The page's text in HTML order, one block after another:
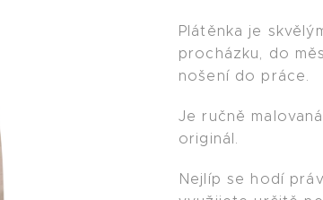
Plátěnka je
procházku, do
nošení do práce.
Je ručně
originál.
Nejlíp se hodí